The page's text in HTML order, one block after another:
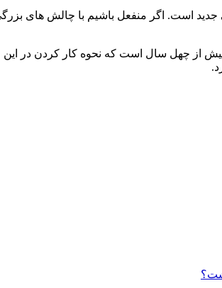
است. اگر منفعل باشیم با چالش های
از چهل سال است که نحوه کار کردن در این